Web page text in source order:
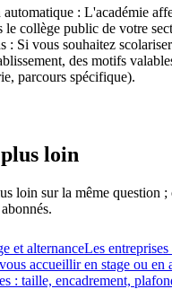
: L'académie
le collège public de votre
: Si vous souhaitez
des motifs
parcours spécifique).
loin
loin sur la même question ;
et alternanceLes
accueillir en stage ou en
: taille, encadrement,